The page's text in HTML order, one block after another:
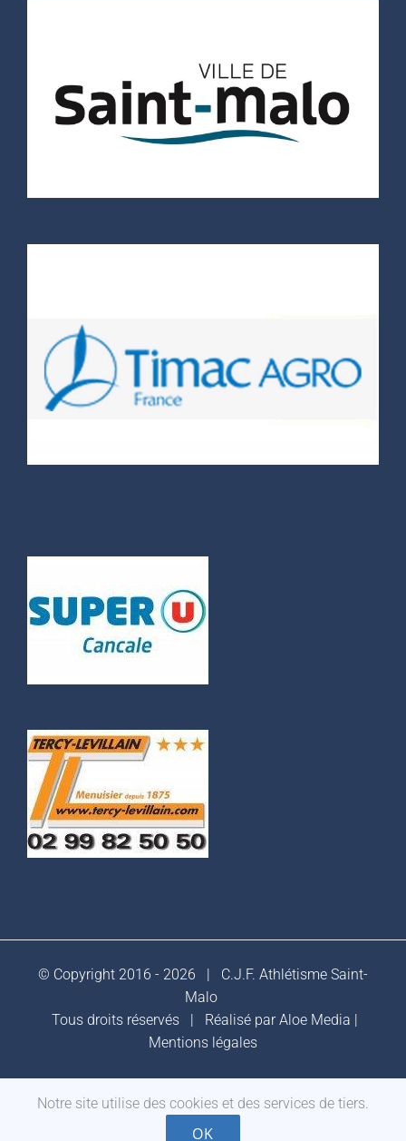
© Copyright 2016 - 2026 | C.J.F. Athlétisme Saint-
Malo
Tous droits réservés | Réalisé parAloe Media |
Mentions légales
Facebook
Notre site utilise des cookies et des services de tiers.
OK